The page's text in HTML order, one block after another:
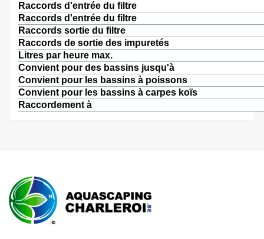
Raccords d'entrée du filtre
Raccords d'entrée du filtre
Raccords sortie du filtre
Raccords de sortie des impuretés
Litres par heure max.
Convient pour des bassins jusqu'à
Convient pour les bassins à poissons
Convient pour les bassins à carpes koïs
Raccordement à